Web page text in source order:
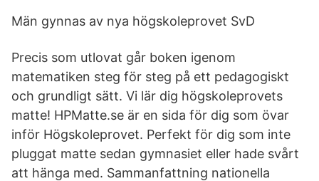
Män gynnas av nya högskoleprovet SvD
Precis som utlovat går boken igenom
matematiken steg för steg på ett pedagogiskt
och grundligt sätt. Vi lär dig högskoleprovets
matte! HPMatte.se är en sida för dig som övar
inför Högskoleprovet. Perfekt för dig som inte
pluggat matte sedan gymnasiet eller hade svårt
att hänga med. Sammanfattning nationella